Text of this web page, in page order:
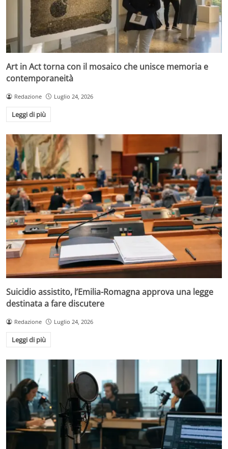
Art in Act torna con il mosaico che unisce memoria e
contemporaneità
Redazione Luglio 24, 2026
Leggi di più
Suicidio assistito, l’Emilia-Romagna approva una legge
destinata a fare discutere
Redazione Luglio 24, 2026
Leggi di più